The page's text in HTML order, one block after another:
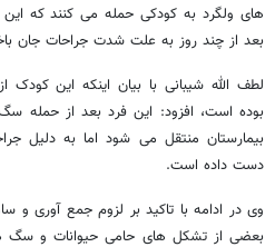
های ولگرد به کودکی حمله می کنند که
بعد از چند روز به علت شدت جراحات جان
لطف الله شیبانی با بیان اینکه این کودک
بوده است، افزود: این فرد بعد از حمله
بیمارستان منتقل می شود اما به دلیل
دست داده است.
وی در ادامه با تاکید بر لزوم جمع آوری و
بعضی از تشکل های حامی حیوانات و سگ